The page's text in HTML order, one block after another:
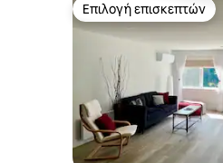
Επιλογή επισκεπτών
Επιλογή επισκεπτών